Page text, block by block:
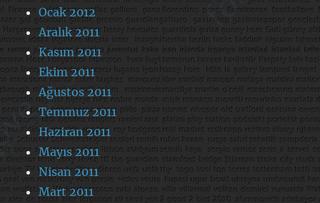
Ocak 2012
Aralık 2011
Kasım 2011
Ekim 2011
Ağustos 2011
Temmuz 2011
Haziran 2011
Mayıs 2011
Nisan 2011
Mart 2011